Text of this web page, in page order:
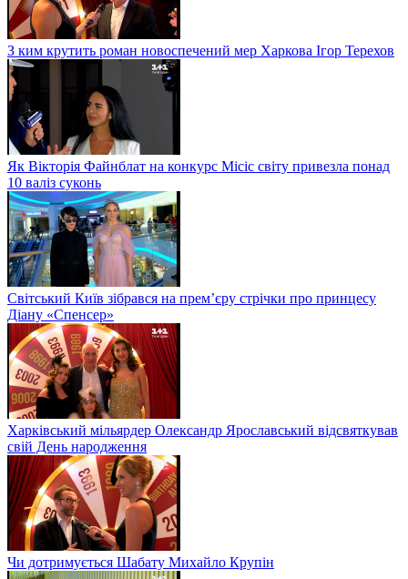
З ким крутить роман новоспечений мер Харкова Ігор Терехов
Як Вікторія Файнблат на конкурс Місіс світу привезла понад
10 валіз суконь
Світський Київ зібрався на прем’єру стрічки про принцесу
Діану «Спенсер»
Харківський мільярдер Олександр Ярославський відсвяткував
свій День народження
Чи дотримується Шабату Михайло Крупін